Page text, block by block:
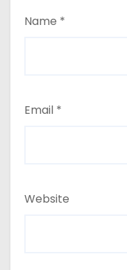
Name *
Email *
Website